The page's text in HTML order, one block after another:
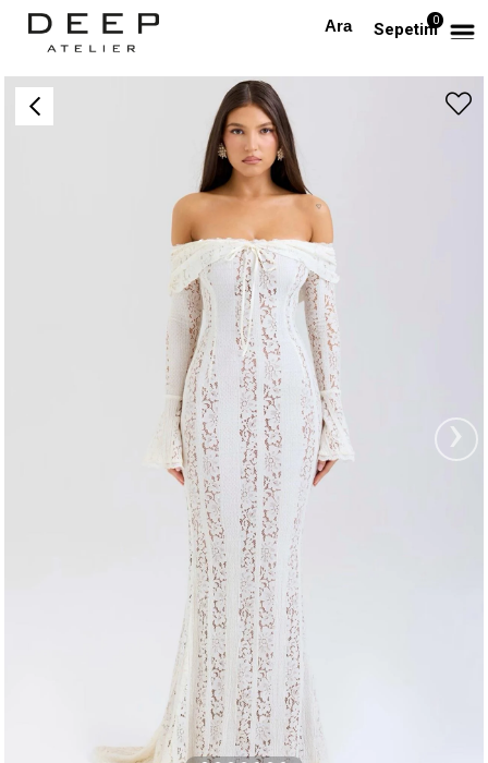
Sepetim0
Anasayfa TÜM ELBİSELER Madonna Yaka Beyaz Maksi Dantel Tasarım Elbise
›